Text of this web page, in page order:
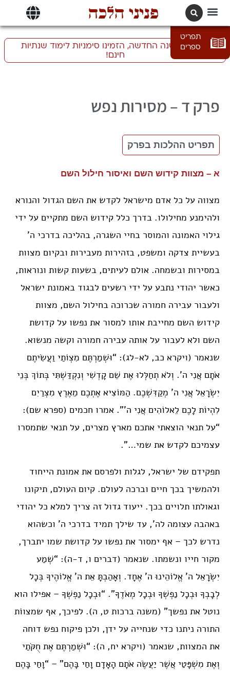
פניני הלכה
תפריט
ספרים
התכוננו לשנה החדשה, הזמינו סימניות לימוד שנתיות
חינם!
ד – מסירות נפש
תפריט ההלכות בפרק
א – מצוות קידוש השם ואיסור חילול השם
מצווה על כל אדם מישראל לקדש את השם הגדול והנורא
ולהימנע מחילולו. בדרך כלל קידוש השם מתקיים על ידי
גילוי האמונה והמוסר בחיי השגרה, בהליכה בדרכי ה’
בעשיית צדקה ומשפט, בזהירות מעבירות ובקיום מצוות
במסירות ובשמחה. אולם לעיתים, בשעות קשות ונוראות,
כאשר יהודי נתבע על ידי רשעים לבגוד באמונת ישראל
ולעבור עבירה חמורה שכרוכה בחילול השם, מצוות
קידוש השם מחייבת אותו למסור את נפשו על קדושת
השם ולא לעבור על אותה עבירה חמורה וקשה מנשוא.
שנאמר (ויקרא כב, לא-לג): “וּשְׁמַרְתֶּם מִצְוֹתַי וַעֲשִׂיתֶם
אֹתָם אֲנִי ה’. וְלֹא תְחַלְּלוּ אֶת שֵׁם קָדְשִׁי וְנִקְדַּשְׁתִּי בְּתוֹךְ בְּנֵי
יִשְׂרָאֵל אֲנִי ה’ מְקַדִּשְׁכֶם. הַמּוֹצִיא אֶתְכֶם מֵאֶרֶץ מִצְרַיִם
לִהְיוֹת לָכֶם לֵאלוֹהִים אֲנִי ה'”. אמרו חכמים (ספרא שם):
“על תנאי הוצאתי אתכם מארץ מצרים, על תנאי שתמסרו
עצמיכם לקדש את שמי…”.
תפקידם של ישראל, לגלות ולפרסם את אמונת הייחוד
ולהמשיך בכך חיים וברכה לעולם. קיום העולם, תיקונו
וגאולתו תלויים בכך. ייעוד גדול זה צריך למלא כל יהודי
באהבה עצומה לה’, עד שילך תמיד בדרכי ה’ וכשהוא
נדרש לכך – אף ימסור את נפשו על קדושת שמו יתברך,
מקור חייו ונשמתו. שנאמר (דברים ו, ד-ה): “שְׁמַע
יִשְׂרָאֵל ה’ אֱלוֹהֵינוּ ה’ אֶחָד. וְאָהַבְתָּ אֵת ה’ אֱלוֹהֶיךָ בְּכָל
לְבָבְךָ וּבְכָל נַפְשְׁךָ וּבְכָל מְאֹדֶךָ”. “וּבְכָל נַפְשְׁךָ – אפילו הוא
נוטל את נפשך” (משנה ברכות ט, ה). לפיכך, אף שמצווֹת
התורה ניתנו כדי שנחייה על ידן, ולכן פיקוח נפש דוחה
את המצוות, שנאמר (ויקרא יח, ה): “וּשְׁמַרְתֶּם אֶת חֻקֹּתַי
וְאֶת מִשְׁפָּטַי אֲשֶׁר יַעֲשֶׂה אֹתָם הָאָדָם וָחַי בָּהֶם” – “וָחַי בָּהֶם